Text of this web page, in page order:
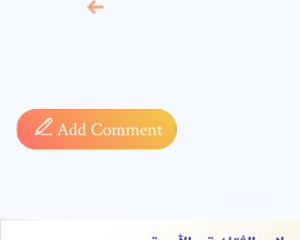
Add Comment